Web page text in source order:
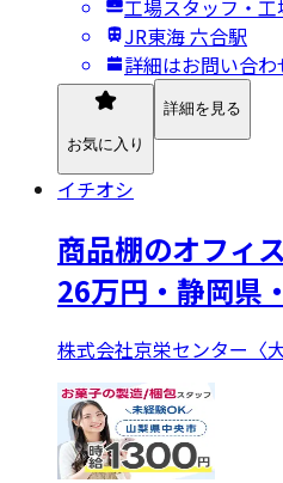
工場スタッフ・
JR東海 六合駅
詳細はお問い合
お気に入り
詳細を見る
イチオシ
商品棚のオフィ
26万円・静岡県
株式会社京栄センター〈